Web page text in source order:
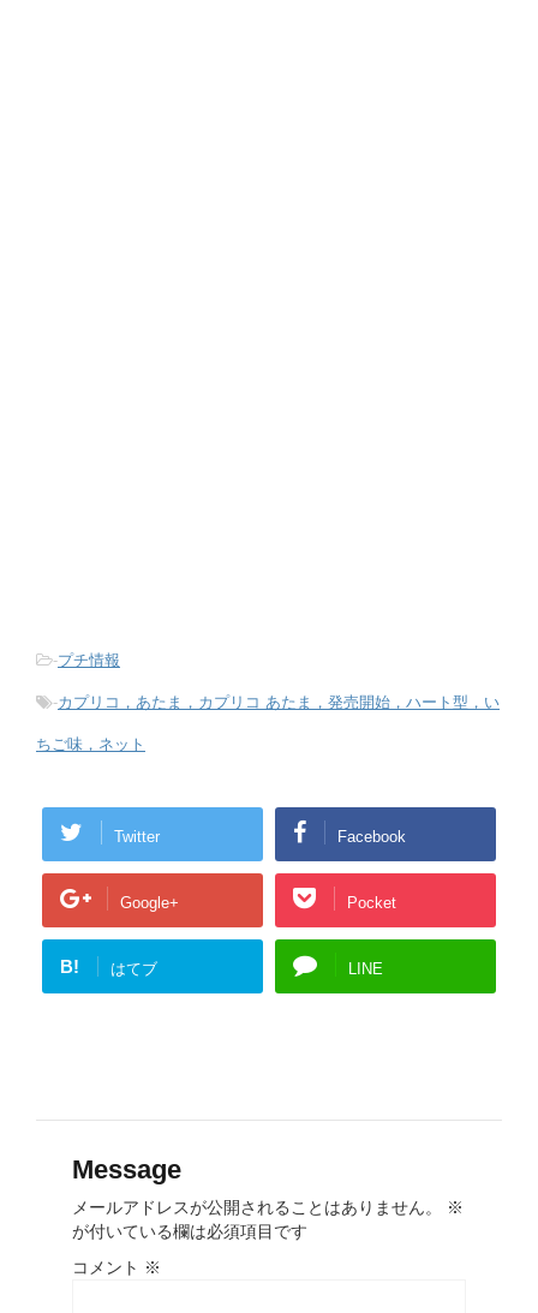
-プチ情報
-カプリコ，あたま，カプリコ あたま，発売開始，ハート型，い
ちご味，ネット
Twitter Facebook
Google+ Pocket
B! はてブ LINE
Message
メールアドレスが公開されることはありません。
※
が付いている欄は必須項目です
コメント ※